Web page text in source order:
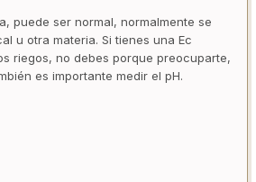
puede ser normal, normalmente se
u otra materia. Si tienes una Ec
riegos, no debes porque preocuparte,
es importante medir el pH.